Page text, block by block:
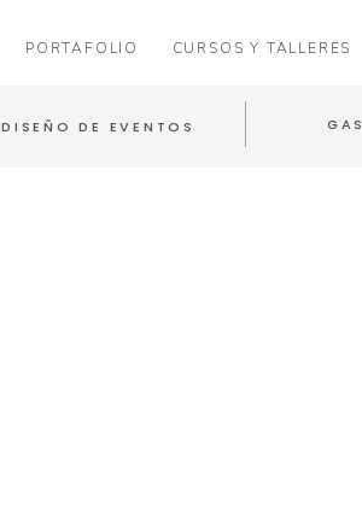
PORTAFOLIO CURSOS Y TALLERES
DISEÑO DE EVENTOS